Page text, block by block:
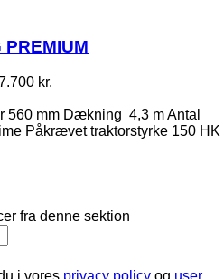
kr.
560 mm Dækning 4,3 mAntal
Påkrævet traktorstyrke 150 HK
fra denne sektion
i vores privacy policy og user